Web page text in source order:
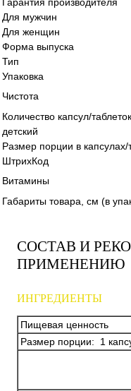
Для мужчин
Для женщин
Форма выпуска
Тип
Упаковка
Чистота
Количество капсул/
детский
Размер порции в капсулах/
ШтрихКод
Витамины
Габариты товара, см (в
СОСТАВ И
ПРИМЕНЕНИЮ
ИНГРЕДИЕНТЫ
Пищевая ценность
Размер порции: 1